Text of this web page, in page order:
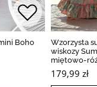
Boho
Wzorzysta
wiskozy
miętowo-
179,99 zł